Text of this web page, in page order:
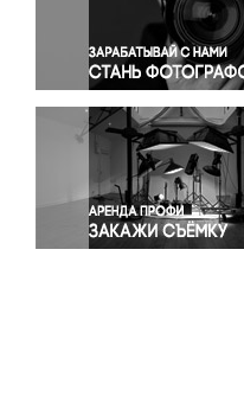
Правосудие
Происшествия и
Религия
Светская жизнь
Спорт
Экология
Экономика и